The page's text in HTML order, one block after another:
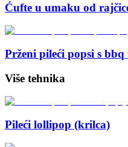
Ćufte u umaku od
Prženi pileći popsi s
Više tehnika
Pileći lollipop (krilca)